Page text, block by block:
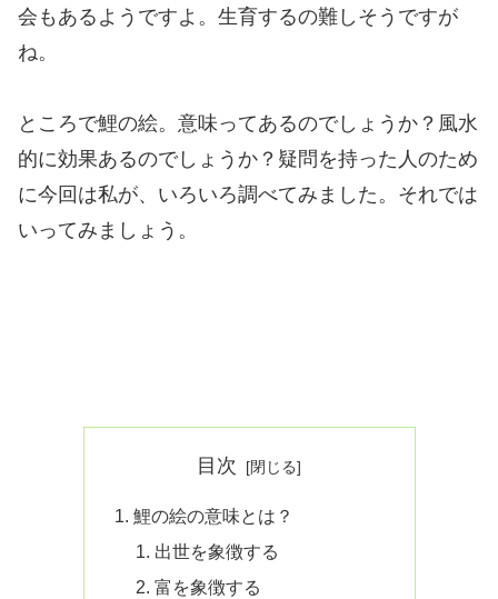
会もあるようですよ。生育するの難しそうですが
ね。
ところで鯉の絵。意味ってあるのでしょうか？風水
的に効果あるのでしょうか？疑問を持った人のため
に今回は私が、いろいろ調べてみました。それでは
いってみましょう。
目次
鯉の絵の意味とは？
出世を象徴する
富を象徴する